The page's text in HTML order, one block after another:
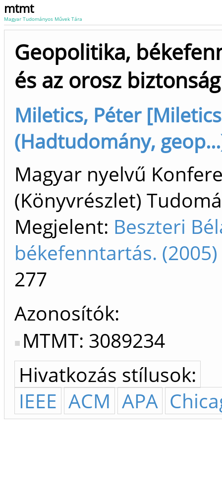
mtmt
Magyar Tudományos Művek Tára
Geopolitika,
és az orosz
Miletics, Péter
(Hadtudomány,
Magyar nyelvű
(Könyvrészlet)
Megjelent: Beszteri
békefenntartás.
277
Azonosítók
MTMT: 3089234
Hivatkozás stílusok:
IEEE ACM APA